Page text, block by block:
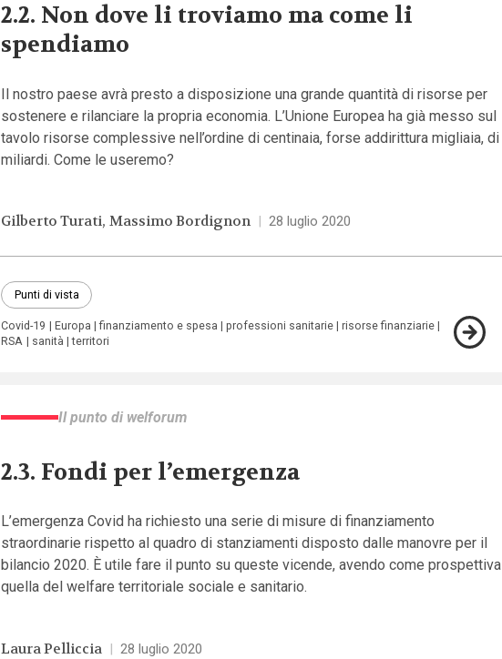
2.2. Non dove li troviamo ma come li
spendiamo
Il nostro paese avrà presto a disposizione una grande quantità di risorse per
sostenere e rilanciare la propria economia. L’Unione Europea ha già messo sul
tavolo risorse complessive nell’ordine di centinaia, forse addirittura migliaia, di
miliardi. Come le useremo?
Gilberto Turati Massimo Bordignon 28 luglio 2020
Punti di vista
Covid-19 Europa finanziamento e spesa professioni sanitarie
risorse finanziarie
RSA
sanità territori
Il punto di welforum
2.3. Fondi per l’emergenza
L’emergenza Covid ha richiesto una serie di misure di finanziamento
straordinarie rispetto al quadro di stanziamenti disposto dalle manovre per il
bilancio 2020. È utile fare il punto su queste vicende, avendo come prospettiva
quella del welfare territoriale sociale e sanitario.
Laura Pelliccia | 28 luglio 2020